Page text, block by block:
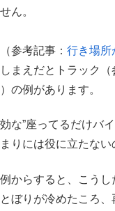
ん。
参考記事： 行き場所
まえだとトラック（
）の例があります。
な”座ってるだけバ
りには役に立たない
からすると、こう
ぼりが冷めたころ、